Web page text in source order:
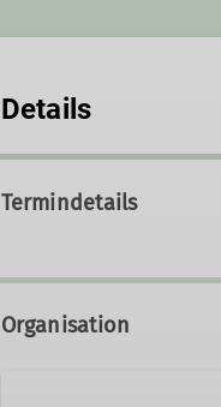
Details
Termindetails
Organisation